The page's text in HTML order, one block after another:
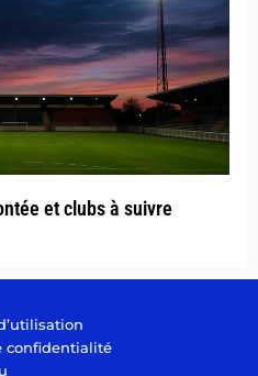
et clubs à suivre
confidentialité